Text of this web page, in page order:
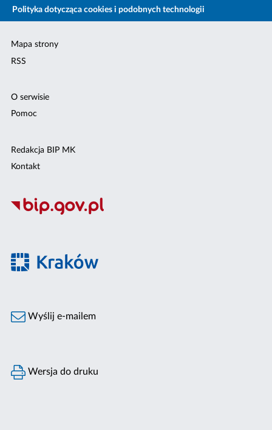
Polityka dotycząca cookies i podobnych technologii
Mapa strony
RSS
O serwisie
Pomoc
Redakcja BIP MK
Kontakt
Wyślij e-mailem
Wersja do druku